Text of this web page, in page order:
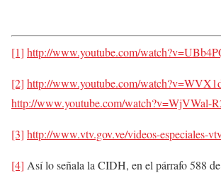
[1] http://www.youtube.com/
[2] http://www.youtube.com/
http://www.youtube.com/watch?v=WjVWal-
[3] http://www.vtv.gov.ve/videos-especiales-
[4] Así lo señala la CIDH, en el párrafo 588